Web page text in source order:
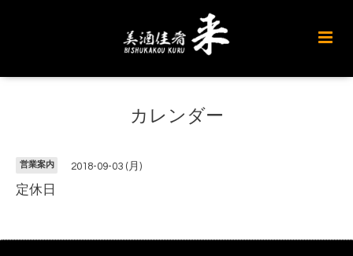
カレンダー
営業案内 2018-09-03 (月)
定休日